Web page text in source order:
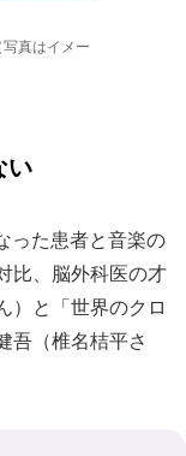
真はイメー
い
った患者と音楽の
比、脳外科医の才
）と「世界のクロ
吾（椎名桔平さ